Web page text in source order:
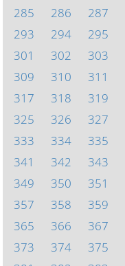
285
286 287
293
294 295
301
302 303
309
310 311
317
318 319
325
326 327
333
334 335
341
342 343
349
350 351
357
358 359
365
366 367
373
374 375